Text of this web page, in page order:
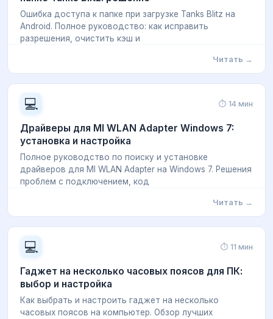
Ошибка доступа к папке при загрузке Tanks Blitz на
Android. Полное руководство: как исправить
разрешения, очистить кэш и
Читать →
💻 ⏱ 14 мин
Драйверы для MI WLAN Adapter Windows 7:
установка и настройка
Полное руководство по поиску и установке
драйверов для MI WLAN Adapter на Windows 7. Решения
проблем с подключением, код
Читать →
💻 ⏱ 11 мин
Гаджет на несколько часовых поясов для ПК:
выбор и настройка
Как выбрать и настроить гаджет на несколько
часовых поясов на компьютер. Обзор лучших